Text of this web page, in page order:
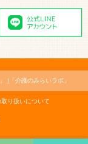
「介護のみらいラボ」
り扱いについて